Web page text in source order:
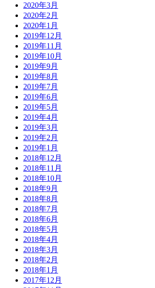
2020年3月
2020年2月
2020年1月
2019年12月
2019年11月
2019年10月
2019年9月
2019年8月
2019年7月
2019年6月
2019年5月
2019年4月
2019年3月
2019年2月
2019年1月
2018年12月
2018年11月
2018年10月
2018年9月
2018年8月
2018年7月
2018年6月
2018年5月
2018年4月
2018年3月
2018年2月
2018年1月
2017年12月